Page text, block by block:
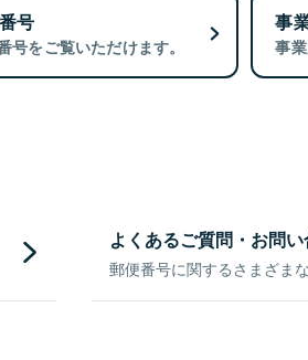
号
号をご覧いただけます。
事
事
よくあるご質問・お問
郵便番号に関するさまざま